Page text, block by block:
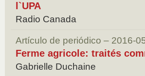
l`UPA
Radio Canada
Artículo de periódico – 2016-
Ferme agricole: traités
Gabrielle Duchaine